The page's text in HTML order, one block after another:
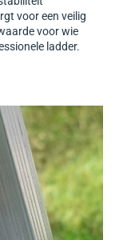
voor een veilig
voor wie
ladder.